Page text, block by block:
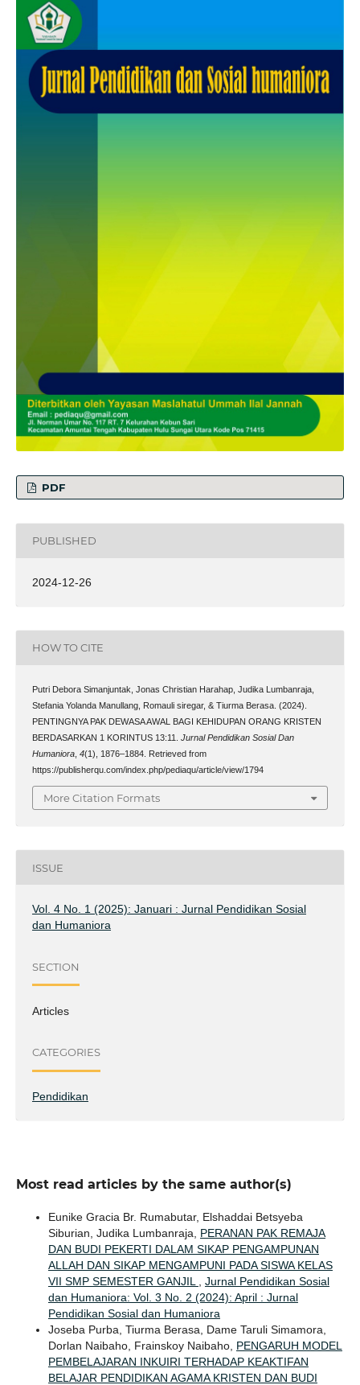
PDF
PUBLISHED
2024-12-26
HOW TO CITE
Putri Debora Simanjuntak, Jonas Christian Harahap, Judika Lumbanraja,
Stefania Yolanda Manullang, Romauli siregar, & Tiurma Berasa. (2024).
PENTINGNYA PAK DEWASA AWAL BAGI KEHIDUPAN ORANG KRISTEN
BERDASARKAN 1 KORINTUS 13:11. Jurnal Pendidikan Sosial Dan
Humaniora, 4(1), 1876–1884. Retrieved from
https://publisherqu.com/index.php/pediaqu/article/view/1794
More Citation Formats
ISSUE
Vol. 4 No. 1 (2025): Januari : Jurnal Pendidikan Sosial
dan Humaniora
SECTION
Articles
CATEGORIES
Pendidikan
Most read articles by the same author(s)
Eunike Gracia Br. Rumabutar, Elshaddai Betsyeba
Siburian, Judika Lumbanraja, PERANAN PAK REMAJA
DAN BUDI PEKERTI DALAM SIKAP PENGAMPUNAN
ALLAH DAN SIKAP MENGAMPUNI PADA SISWA KELAS
VII SMP SEMESTER GANJIL
Jurnal Pendidikan Sosial
dan Humaniora: Vol. 3 No. 2 (2024): April : Jurnal
Pendidikan Sosial dan Humaniora
Joseba Purba, Tiurma Berasa, Dame Taruli Simamora,
Dorlan Naibaho, Frainskoy Naibaho, PENGARUH MODEL
PEMBELAJARAN INKUIRI TERHADAP KEAKTIFAN
BELAJAR PENDIDIKAN AGAMA KRISTEN DAN BUDI